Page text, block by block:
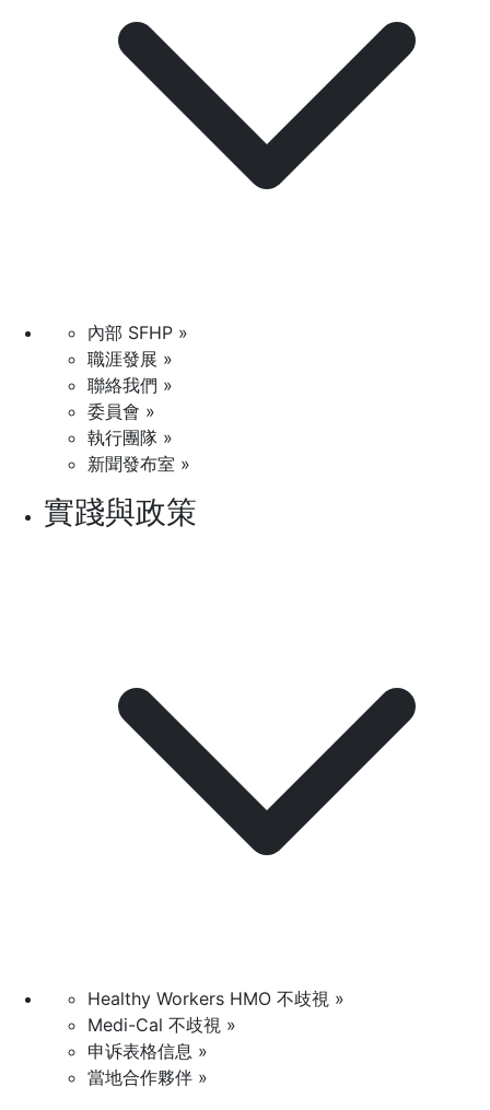
內部 SFHP »
職涯發展 »
聯絡我們 »
委員會 »
執行團隊 »
新聞發布室 »
實踐與政策
Healthy Workers HMO 不歧視 »
Medi-Cal 不歧視 »
申诉表格信息 »
當地合作夥伴 »